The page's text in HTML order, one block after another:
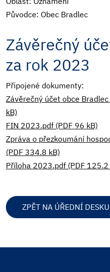
Původce: Obec Bradlec
Závěrečný
za rok 2023
Připojené dokumenty:
Závěrečný účet obce
kB)
FIN 2023.pdf (PDF 96 kB)
Zpráva o přezkoumání
(PDF 334.8 kB)
Příloha 2023.pdf (PDF 125.2
ZPĚT NA ÚŘEDNÍ DESKU